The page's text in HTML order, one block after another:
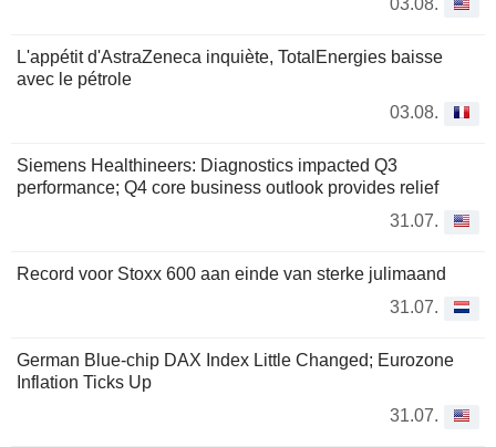
03.08.
L'appétit d'AstraZeneca inquiète, TotalEnergies baisse
avec le pétrole
03.08.
Siemens Healthineers: Diagnostics impacted Q3
performance; Q4 core business outlook provides relief
31.07.
Record voor Stoxx 600 aan einde van sterke julimaand
31.07.
German Blue-chip DAX Index Little Changed; Eurozone
Inflation Ticks Up
31.07.